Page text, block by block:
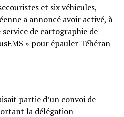
et six véhicules,
a annoncé avoir activé, à
service de cartographie de
» pour épauler Téhéran
partie d’un convoi de
la délégation